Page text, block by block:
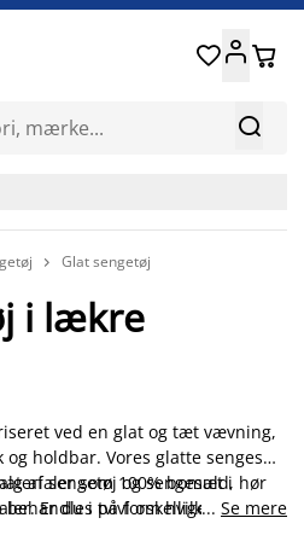

 
 Glat sengetøj
i lækre
ved en glat og tæt vævning,
holdbar. Vores glatte sengesæt
som 100% bomuld, hør
på forskellige måder,
af sengetøj og sengesæt i
Er du i tvivl om hvilket
... Se mere